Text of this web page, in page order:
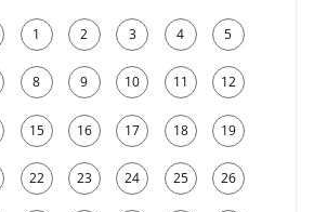
1 2 3 4 5
8 9 10 11 12
15 16 17 18 19
22 23 24 25 26